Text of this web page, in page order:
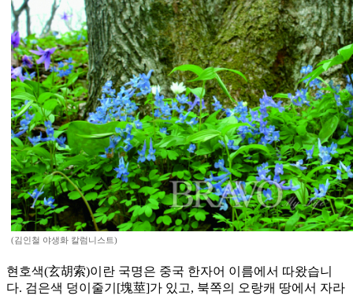
(김인철 야생화 칼럼니스트)
현호색(玄胡索)이란 국명은 중국 한자어 이름에서 따왔습니
다. 검은색 덩이줄기[塊莖]가 있고, 북쪽의 오랑캐 땅에서 자라